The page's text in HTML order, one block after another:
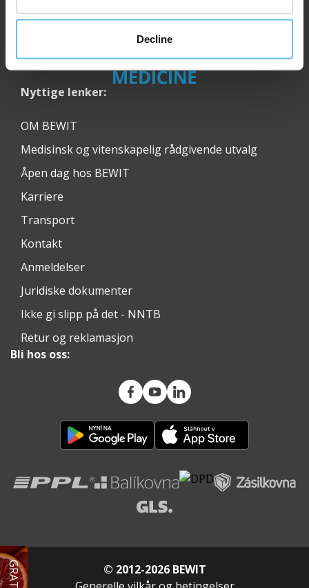
Decline
Nyttige lenker:
OM BEWIT
Medisinsk og vitenskapelig rådgivende utvalg
Åpen dag hos BEWIT
Karriere
Transport
Kontakt
Anmeldelser
Juridiske dokumenter
Ikke gi slipp på det - NNTB
Retur og reklamasjon
Bli hos oss:
© 2012-2026 BEWIT